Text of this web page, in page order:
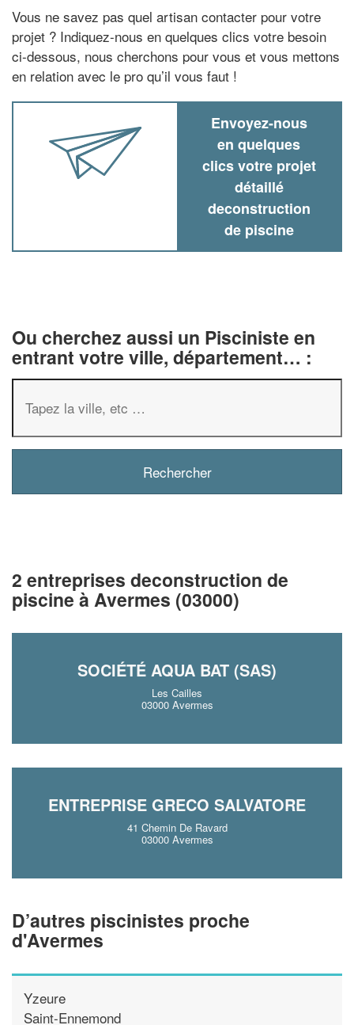
Vous ne savez pas quel artisan contacter pour votre
projet ? Indiquez-nous en quelques clics votre besoin
ci-dessous, nous cherchons pour vous et vous mettons
en relation avec le pro qu’il vous faut !
Envoyez-nous
en quelques
clics votre projet
détaillé
deconstruction
de piscine
Ou cherchez aussi un Pisciniste en
entrant votre ville, département… :
2 entreprises deconstruction de
piscine à Avermes (03000)
SOCIÉTÉ AQUA BAT (SAS)
Les Cailles
03000 Avermes
ENTREPRISE GRECO SALVATORE
41 Chemin De Ravard
03000 Avermes
D’autres piscinistes proche
d'Avermes
Yzeure
Saint-Ennemond